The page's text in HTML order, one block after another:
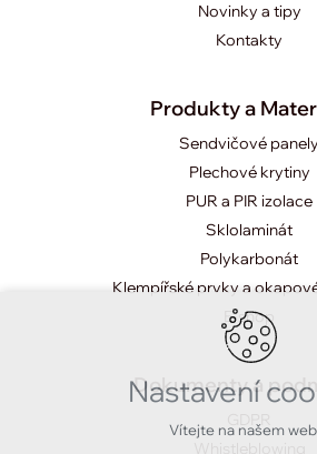
Novinky a tipy
Kontakty
Produkty a
Sendvičové panely
Plechové krytiny
PUR a PIR izolace
Sklolaminát
Polykarbonát
Klempířské prvky a
E-shop
Dokumenty a
GDPR
Nastavení
Vítejte na našem